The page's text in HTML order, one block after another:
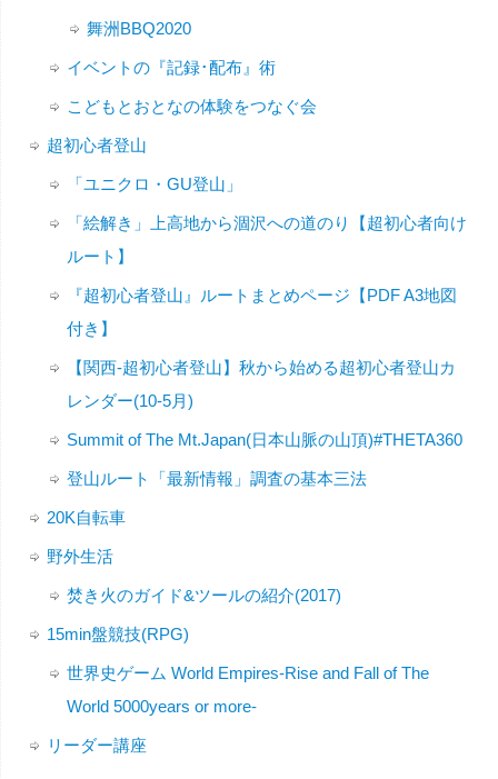
舞洲BBQ2020
イベントの『記録･配布』術
こどもとおとなの体験をつなぐ会
超初心者登山
「ユニクロ・GU登山」
「絵解き」上高地から涸沢への道のり【超初心者向け
ルート】
『超初心者登山』ルートまとめページ【PDF A3地図
付き】
【関西-超初心者登山】秋から始める超初心者登山カ
レンダー(10-5月)
Summit of The Mt.Japan(日本山脈の山頂)#THETA360
登山ルート「最新情報」調査の基本三法
20K自転車
野外生活
焚き火のガイド&ツールの紹介(2017)
15min盤競技(RPG)
世界史ゲーム World Empires-Rise and Fall of The
World 5000years or more-
リーダー講座